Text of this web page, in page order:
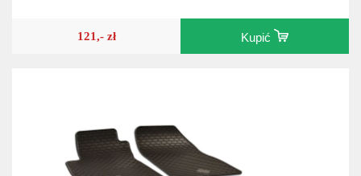
121,- zł Kupić